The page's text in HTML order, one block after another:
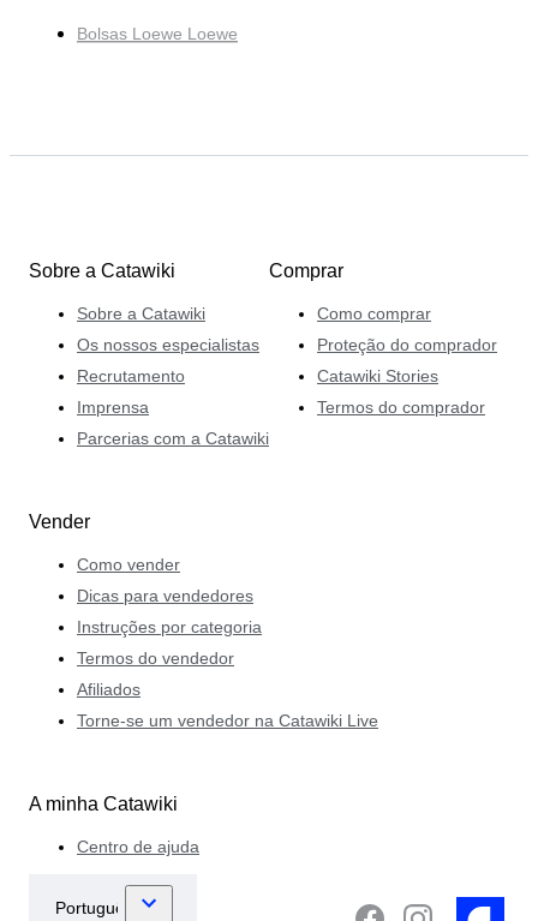
Bolsas Loewe Loewe
Sobre a Catawiki
Sobre a Catawiki
Os nossos especialistas
Recrutamento
Imprensa
Parcerias com a Catawiki
Comprar
Como comprar
Proteção do comprador
Catawiki Stories
Termos do comprador
Vender
Como vender
Dicas para vendedores
Instruções por categoria
Termos do vendedor
Afiliados
Torne-se um vendedor na Catawiki Live
A minha Catawiki
Centro de ajuda